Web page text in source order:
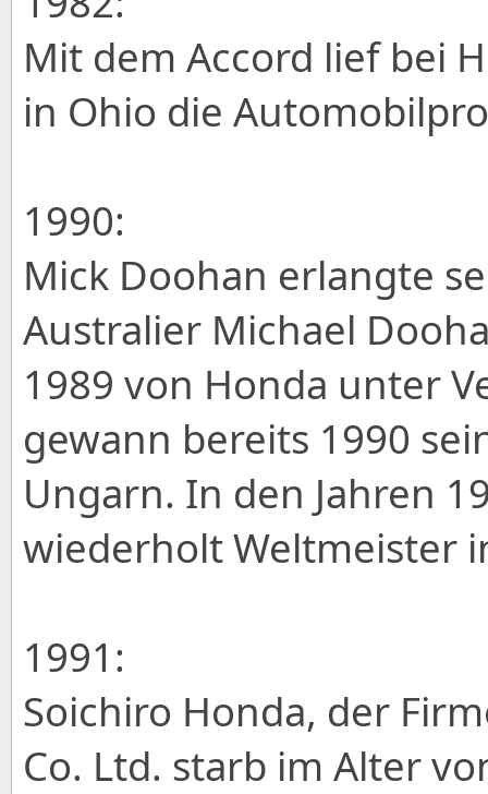
Mit dem Accord lief bei
in Ohio die
1990:
Mick Doohan erlangte
Australier Michael
1989 von Honda unter
gewann bereits 1990
Ungarn. In den Jahren
wiederholt Weltmeister
1991:
Soichiro Honda, der
Co. Ltd. starb im Alter